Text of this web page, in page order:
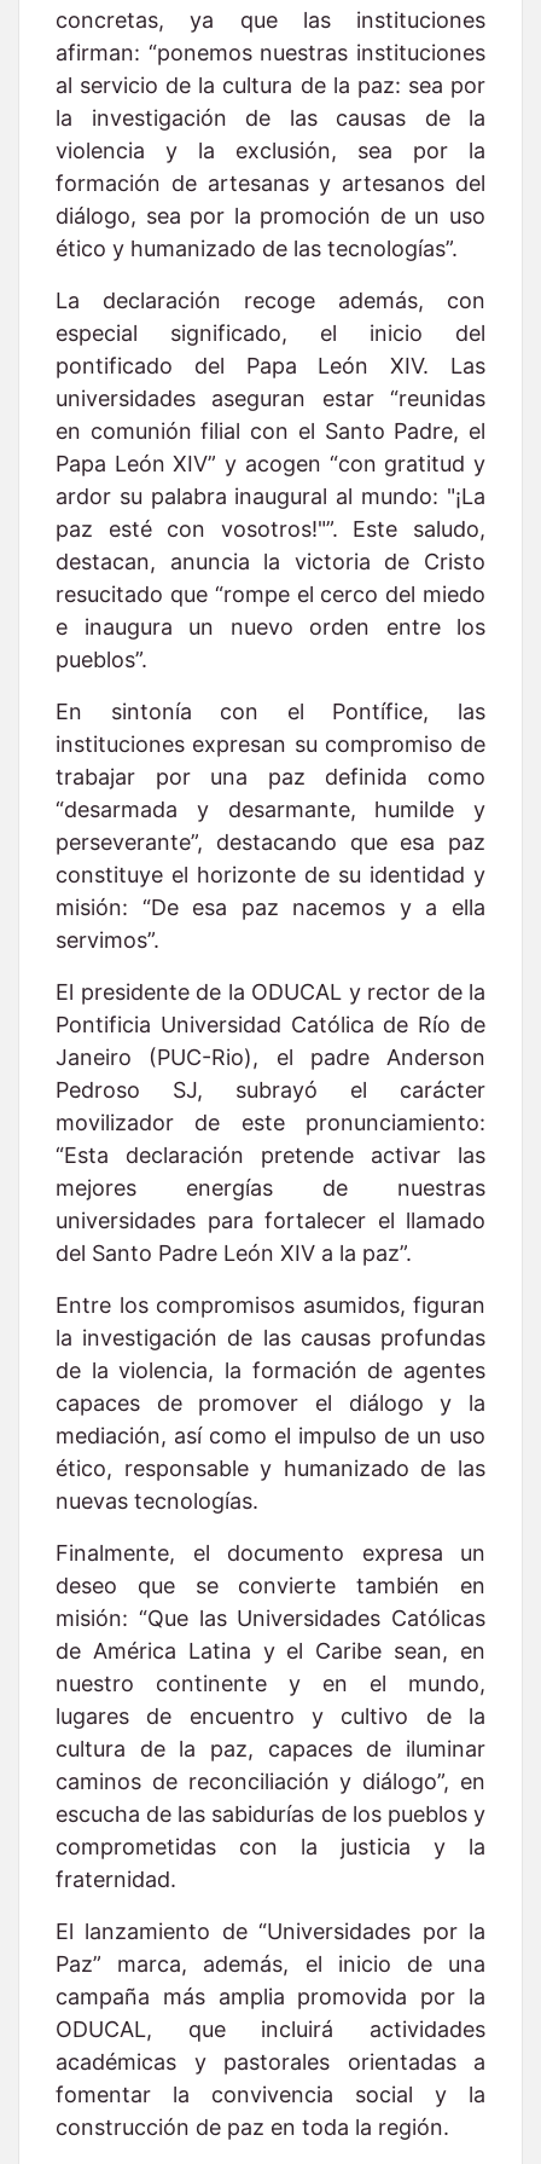
concretas, ya que las instituciones
afirman: “ponemos nuestras instituciones
al servicio de la cultura de la paz: sea por
la investigación de las causas de la
violencia y la exclusión, sea por la
formación de artesanas y artesanos del
diálogo, sea por la promoción de un uso
ético y humanizado de las tecnologías”.
La declaración recoge además, con
especial significado, el inicio del
pontificado del Papa León XIV. Las
universidades aseguran estar “reunidas
en comunión filial con el Santo Padre, el
Papa León XIV” y acogen “con gratitud y
ardor su palabra inaugural al mundo: "¡La
paz esté con vosotros!"”. Este saludo,
destacan, anuncia la victoria de Cristo
resucitado que “rompe el cerco del miedo
e inaugura un nuevo orden entre los
pueblos”.
En sintonía con el Pontífice, las
instituciones expresan su compromiso de
trabajar por una paz definida como
“desarmada y desarmante, humilde y
perseverante”, destacando que esa paz
constituye el horizonte de su identidad y
misión: “De esa paz nacemos y a ella
servimos”.
El presidente de la ODUCAL y rector de la
Pontificia Universidad Católica de Río de
Janeiro (PUC-Rio), el padre Anderson
Pedroso SJ, subrayó el carácter
movilizador de este pronunciamiento:
“Esta declaración pretende activar las
mejores energías de nuestras
universidades para fortalecer el llamado
del Santo Padre León XIV a la paz”.
Entre los compromisos asumidos, figuran
la investigación de las causas profundas
de la violencia, la formación de agentes
capaces de promover el diálogo y la
mediación, así como el impulso de un uso
ético, responsable y humanizado de las
nuevas tecnologías.
Finalmente, el documento expresa un
deseo que se convierte también en
misión: “Que las Universidades Católicas
de América Latina y el Caribe sean, en
nuestro continente y en el mundo,
lugares de encuentro y cultivo de la
cultura de la paz, capaces de iluminar
caminos de reconciliación y diálogo”, en
escucha de las sabidurías de los pueblos y
comprometidas con la justicia y la
fraternidad.
El lanzamiento de “Universidades por la
Paz” marca, además, el inicio de una
campaña más amplia promovida por la
ODUCAL, que incluirá actividades
académicas y pastorales orientadas a
fomentar la convivencia social y la
construcción de paz en toda la región.